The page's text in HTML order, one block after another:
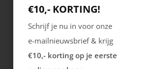
Ecco
City Stride
€10,- KORTING!
Schrijf je nu in voor onze
e-mailnieuwsbrief & krijg
€10,- korting op je eerste